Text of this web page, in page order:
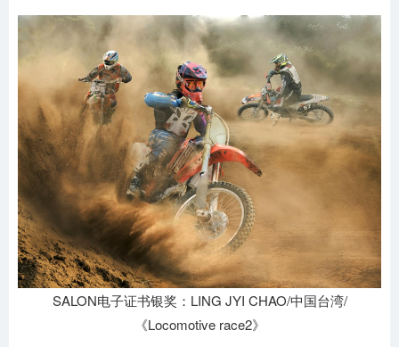
SALON电子证书银奖：LING JYI CHAO/中国台湾/
《Locomotive race2》